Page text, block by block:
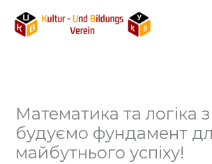
вмісту
Математика та логіка
будуємо фундамент
майбутнього успіху!